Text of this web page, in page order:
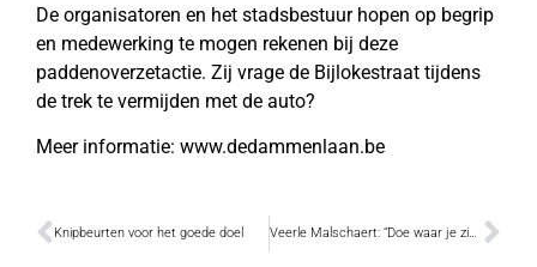
De organisatoren en het stadsbestuur hopen op begrip
en medewerking te mogen rekenen bij deze
paddenoverzetactie. Zij vrage de Bijlokestraat tijdens
de trek te vermijden met de auto?
Meer informatie: www.dedammenlaan.be
Knipbeurten voor het goede doel Veerle Malschaert: “Doe waar je zin in hebt!”